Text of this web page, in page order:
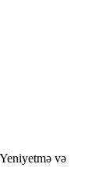
və